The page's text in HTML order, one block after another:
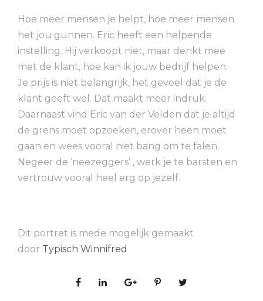
Hoe meer mensen je helpt, hoe meer mensen
het jou gunnen. Eric heeft een helpende
instelling. Hij verkoopt niet, maar denkt mee
met de klant, hoe kan ik jouw bedrijf helpen.
Je prijs is niet belangrijk, het gevoel dat je de
klant geeft wel. Dat maakt meer indruk.
Daarnaast vind Eric van der Velden dat je altijd
de grens moet opzoeken, erover heen moet
gaan en wees vooral niet bang om te falen.
Negeer de ‘neezeggers’ , werk je te barsten en
vertrouw vooral heel erg op jezelf.
Dit portret is mede mogelijk gemaakt
door Typisch Winnifred